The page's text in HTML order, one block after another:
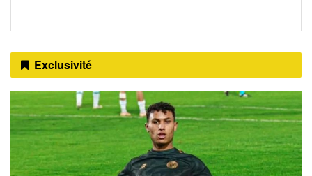
Exclusivité